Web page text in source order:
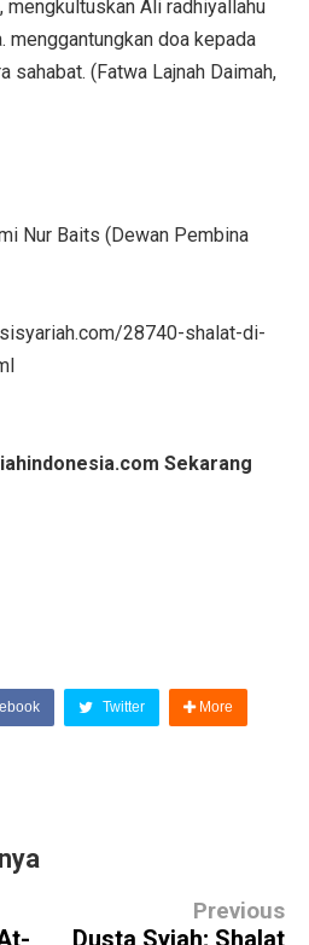
mengkultuskan Ali radhiyallahu
menggantungkan doa kepada
sahabat. (Fatwa Lajnah Daimah,
Nur Baits (Dewan Pembina
28740-shalat-di-
Sekarang
Twitter More
Previous